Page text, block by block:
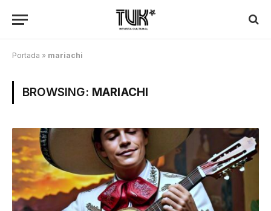
Portada » mariachi
BROWSING: MARIACHI